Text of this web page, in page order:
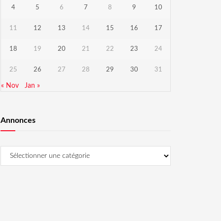
4 5 6 7 8 9 10
11 12 13 14 15 16 17
18 19 20 21 22 23 24
25 26 27 28 29 30 31
« Nov Jan »
Annonces